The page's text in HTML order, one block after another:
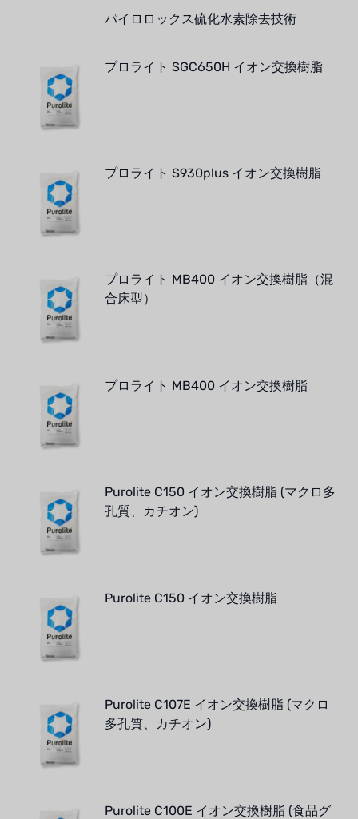
パイロロックス硫化水素除去技術
プロライト SGC650H イオン交換樹脂
プロライト S930plus イオン交換樹脂
プロライト MB400 イオン交換樹脂（混
合床型）
プロライト MB400 イオン交換樹脂
Purolite C150 イオン交換樹脂 (マクロ多
孔質、カチオン)
Purolite C150 イオン交換樹脂
Purolite C107E イオン交換樹脂 (マクロ
多孔質、カチオン)
Purolite C100E イオン交換樹脂 (食品グ